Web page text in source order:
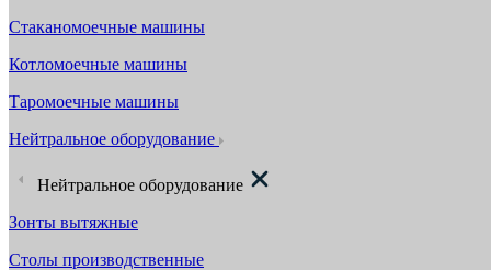
Стаканомоечные машины
Котломоечные машины
Таромоечные машины
Нейтральное оборудование
Нейтральное оборудование
Зонты вытяжные
Столы производственные